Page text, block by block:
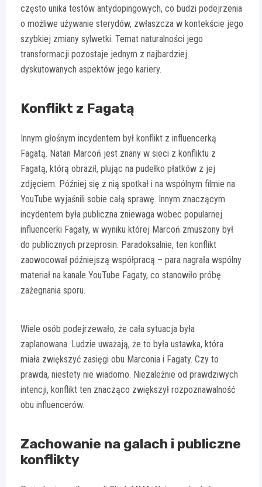
często unika testów antydopingowych, co budzi podejrzenia
o możliwe używanie sterydów, zwłaszcza w kontekście jego
szybkiej zmiany sylwetki. Temat naturalności jego
transformacji pozostaje jednym z najbardziej
dyskutowanych aspektów jego kariery.
Konflikt z Fagatą
Innym głośnym incydentem był konflikt z influencerką
Fagatą. Natan Marcoń jest znany w sieci z konfliktu z
Fagatą, którą obraził, plując na pudełko płatków z jej
zdjęciem. Później się z nią spotkał i na wspólnym filmie na
YouTube wyjaśnili sobie całą sprawę. Innym znaczącym
incydentem była publiczna zniewaga wobec popularnej
influencerki Fagaty, w wyniku której Marcoń zmuszony był
do publicznych przeprosin. Paradoksalnie, ten konflikt
zaowocował późniejszą współpracą – para nagrała wspólny
materiał na kanale YouTube Fagaty, co stanowiło próbę
zażegnania sporu.
Wiele osób podejrzewało, że cała sytuacja była
zaplanowana. Ludzie uważają, że to była ustawka, która
miała zwiększyć zasięgi obu Marconia i Fagaty. Czy to
prawda, niestety nie wiadomo. Niezależnie od prawdziwych
intencji, konflikt ten znacząco zwiększył rozpoznawalność
obu influencerów.
Zachowanie na galach i publiczne
konflikty